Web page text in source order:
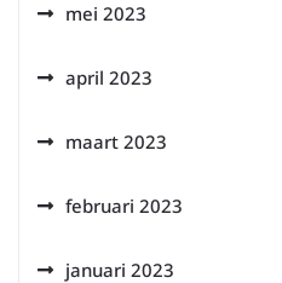
mei 2023
april 2023
maart 2023
februari 2023
januari 2023